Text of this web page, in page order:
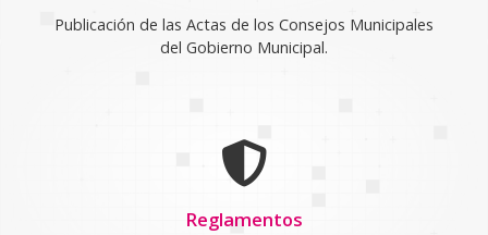
Publicación de las Actas de los Consejos Municipales
del Gobierno Municipal.
Reglamentos